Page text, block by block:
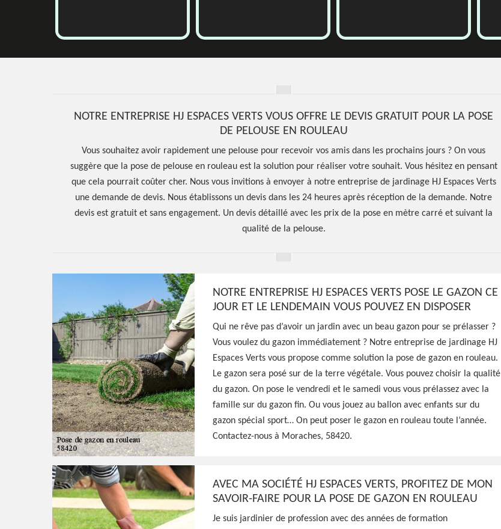
Hoerter Joseph Elagage 58
Entreprise pose de gazon
en rouleau Moraches
58420
Excellent jardinier à Moraches 58420, HJ Espaces Verts peut intervenir
à tout moment et se déplacer gratuitement chez vous pour s'occuper
de la pose de gazon en rouleau, fournit un travail de qualité
Voir Nos Realisations Contactez-Nous!
NOTRE ENTREPRISE HJ ESPACES VERTS VOUS OFFRE LE DEVIS GRATUIT POUR LA POSE
DE PELOUSE EN ROULEAU
Vous souhaitez avoir rapidement une pelouse pour recevoir vos amis dans les prochains jours ? On vous
suggère que la pose de pelouse en rouleau est la solution pour réaliser votre souhait. Vous hésitez en pensant
que cela pourrait coûter cher. Nous vous invitions à envoyer à notre entreprise de jardinage HJ Espaces Verts
une demande de devis. Nous établissons un devis dans les 24 heures après réception de la demande. Notre
devis est gratuit et sans engagement. Un devis détaillé avec les prix de la pose en mètre carré et suivant la
qualité de la pelouse.
NOTRE ENTREPRISE HJ ESPACES VERTS POSE LE GAZON CE
JOUR ET LE LENDEMAIN VOUS POUVEZ EN DISPOSER
Qui ne rêve pas d’avoir un jardin avec un beau gazon pour se prélasser ?
Vous voulez du gazon immédiatement ? Notre entreprise de jardinage HJ
Espaces Verts vous propose comme solution la pose de gazon en rouleau.
Le gazon sera posé sur de la terre végétale. Vous pouvez choisir la qualité
du gazon. On pose le vendredi et le samedi vous vous prélassez avec la
famille sur du gazon fin. Ou vous jouez au ballon avec enfants sur du
gazon spécial sport… On peut poser le gazon en rouleau toute l’année.
Contactez-nous à Moraches, 58420.
AVEC MA SOCIÉTÉ HJ ESPACES VERTS, PROFITEZ DE MON
SAVOIR-FAIRE POUR LA POSE DE GAZON EN ROULEAU
Je suis jardinier de profession avec des années de formation